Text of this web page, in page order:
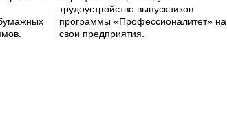
трудоустройство выпускников
программы «Профессионалитет» на
свои предприятия.